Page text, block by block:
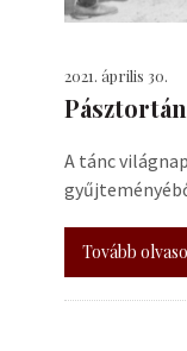
2021. április 30.
A tánc
Tovább